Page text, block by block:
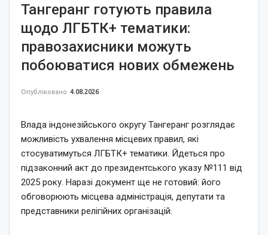
Тангеранг готують правила
щодо ЛГБТК+ тематики:
правозахисники можуть
побоюватися нових обмежень
Опубліковано 4.08.2026
Влада індонезійського округу Тангеранг розглядає
можливість ухвалення місцевих правил, які
стосуватимуться ЛГБТК+ тематики. Йдеться про
підзаконний акт до президентського указу №111 від
2025 року. Наразі документ ще не готовий: його
обговорюють місцева адміністрація, депутати та
представники релігійних організацій.